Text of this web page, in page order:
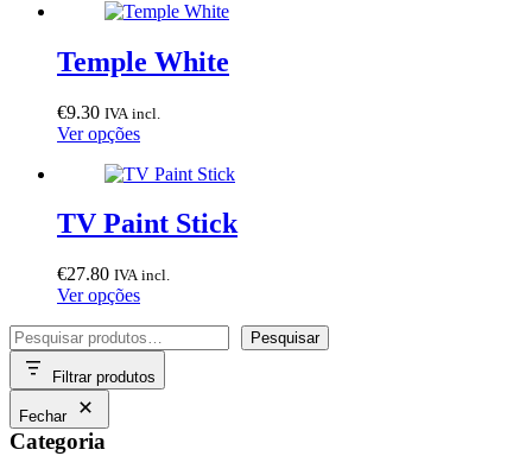
on
product
has
variants.
The
may
be
on
product
Temple White
€9.30 IVA incl.
Ver opçõesThis
has
variants.
The
may
be
chosen
on
product
TV Paint Stick
€27.80 IVA incl.
Ver opçõesThis
has
multiple
variants.
Pesquisar Pesquisar
Filtrar produtos
Fechar
Categoria